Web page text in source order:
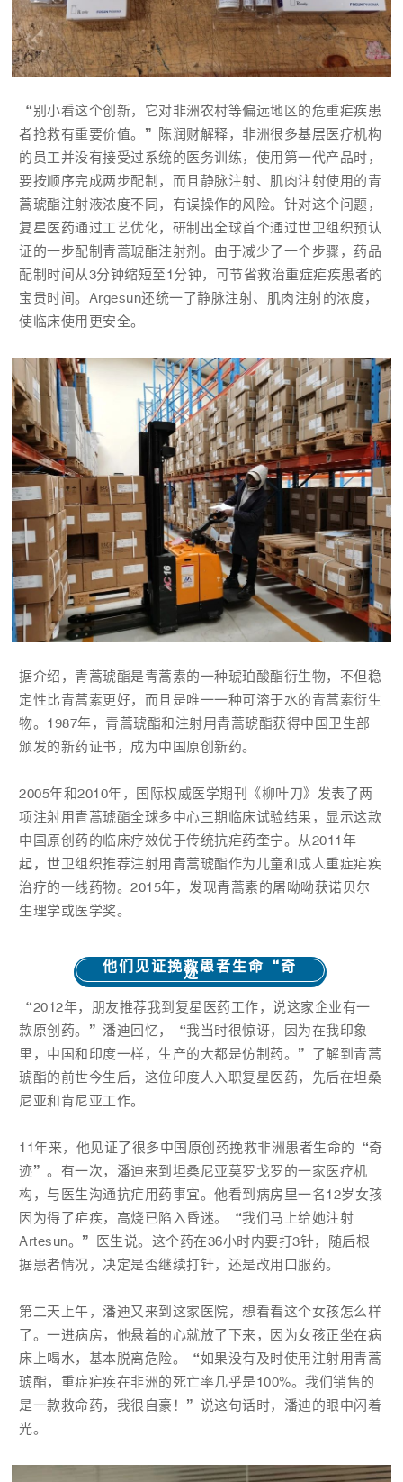
“别小看这个创新，它对非洲农村等偏远地区的危重疟疾患
者抢救有重要价值。”陈润财解释，非洲很多基层医疗机构
的员工并没有接受过系统的医务训练，使用第一代产品时，
要按顺序完成两步配制，而且静脉注射、肌肉注射使用的青
蒿琥酯注射液浓度不同，有误操作的风险。针对这个问题，
复星医药通过工艺优化，研制出全球首个通过世卫组织预认
证的一步配制青蒿琥酯注射剂。由于减少了一个步骤，药品
配制时间从3分钟缩短至1分钟，可节省救治重症疟疾患者的
宝贵时间。Argesun还统一了静脉注射、肌肉注射的浓度，
使临床使用更安全。
据介绍，青蒿琥酯是青蒿素的一种琥珀酸酯衍生物，不但稳
定性比青蒿素更好，而且是唯一一种可溶于水的青蒿素衍生
物。1987年，青蒿琥酯和注射用青蒿琥酯获得中国卫生部
颁发的新药证书，成为中国原创新药。
2005年和2010年，国际权威医学期刊《柳叶刀》发表了两
项注射用青蒿琥酯全球多中心三期临床试验结果，显示这款
中国原创药的临床疗效优于传统抗疟药奎宁。从2011年
起，世卫组织推荐注射用青蒿琥酯作为儿童和成人重症疟疾
治疗的一线药物。2015年，发现青蒿素的屠呦呦获诺贝尔
生理学或医学奖。
他们见证挽救患者生命“奇
迹”
“2012年，朋友推荐我到复星医药工作，说这家企业有一
款原创药。”潘迪回忆，“我当时很惊讶，因为在我印象
里，中国和印度一样，生产的大都是仿制药。”了解到青蒿
琥酯的前世今生后，这位印度人入职复星医药，先后在坦桑
尼亚和肯尼亚工作。
11年来，他见证了很多中国原创药挽救非洲患者生命的“奇
迹”。有一次，潘迪来到坦桑尼亚莫罗戈罗的一家医疗机
构，与医生沟通抗疟用药事宜。他看到病房里一名12岁女孩
因为得了疟疾，高烧已陷入昏迷。“我们马上给她注射
Artesun。”医生说。这个药在36小时内要打3针，随后根
据患者情况，决定是否继续打针，还是改用口服药。
第二天上午，潘迪又来到这家医院，想看看这个女孩怎么样
了。一进病房，他悬着的心就放了下来，因为女孩正坐在病
床上喝水，基本脱离危险。“如果没有及时使用注射用青蒿
琥酯，重症疟疾在非洲的死亡率几乎是100%。我们销售的
是一款救命药，我很自豪！”说这句话时，潘迪的眼中闪着
光。